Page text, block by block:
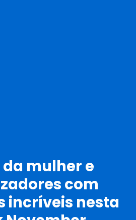
da mulher e
com
incríveis nesta